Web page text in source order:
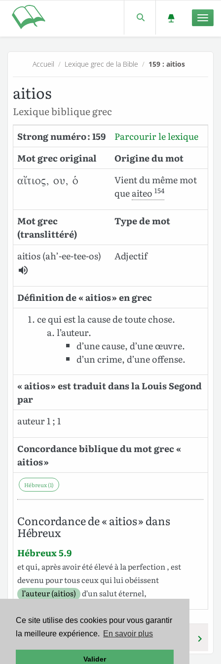
Ce site utilise des cookies pour vous garantir
la meilleure expérience. En savoir plus
Valider
Accueil / Lexique grec de la Bible / 159 : aitios
aitios
Lexique biblique grec
Strong numéro : 159
Parcourir le lexique
Mot grec original
Origine du mot
αἴτιος, ου, ὁ
Vient du même mot
queaiteo 154
Mot grec
(translittéré)
Type de mot
aitios (ah’-ee-tee-os) Adjectif
Définition de « aitios » en grec
ce qui est la cause de toute chose.
l’auteur.
d’une cause, d’une œuvre.
d’un crime, d’une offense.
« aitios » est traduit dans la Louis Segond
par
auteur 1 ; 1
Concordance biblique du mot grec «
aitios »
Hébreux (1)
Concordance de « aitios » dans
Hébreux
Hébreux 5.9
etqui, après avoir été élevé à laperfection, est
devenupourtousceux quiluiobéissent
l’auteur (aitios) d’unsalutéternel,
AITION AIPHNIDIOS